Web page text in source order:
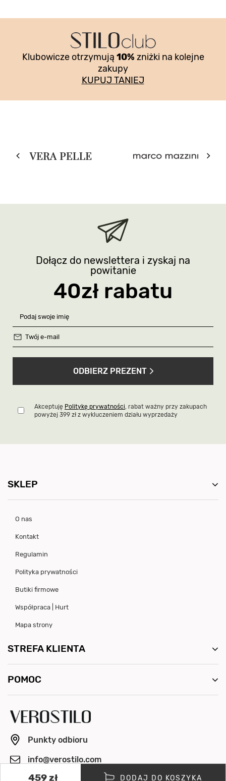
Klubowicze otrzymują 10% zniżki na kolejne
zakupy
KUPUJ TANIEJ
Dołącz do newslettera i zyskaj na
powitanie
40zł rabatu
ODBIERZ PREZENT
Akceptuję Politykę prywatności, rabat ważny przy zakupach
powyżej 399 zł z wykluczeniem działu wyprzedaży
SKLEP
O nas
Kontakt
Regulamin
Polityka prywatności
Butiki firmowe
Współpraca | Hurt
Mapa strony
STREFA KLIENTA
POMOC
Punkty odbioru
info@verostilo.com
+48 500 064 154
459 zł DODAJ DO KOSZYKA